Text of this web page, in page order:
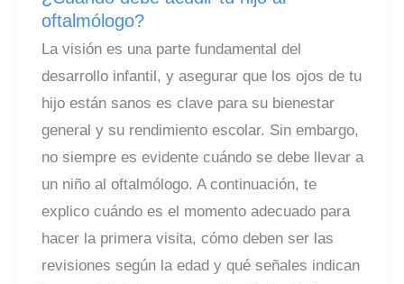
oftalmólogo?
La visión es una parte fundamental del
desarrollo infantil, y asegurar que los ojos de tu
hijo están sanos es clave para su bienestar
general y su rendimiento escolar. Sin embargo,
no siempre es evidente cuándo se debe llevar a
un niño al oftalmólogo. A continuación, te
explico cuándo es el momento adecuado para
hacer la primera visita, cómo deben ser las
revisiones según la edad y qué señales indican